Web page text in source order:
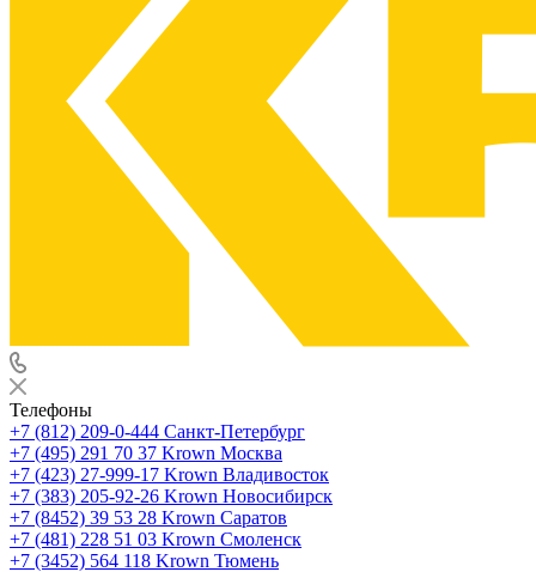
Телефоны
+7 (812) 209-0-444 Санкт-Петербург
+7 (495) 291 70 37 Krown Москва
+7 (423) 27-999-17 Krown Владивосток
+7 (383) 205-92-26 Krown Новосибирск
+7 (8452) 39 53 28 Krown Саратов
+7 (481) 228 51 03 Krown Смоленск
+7 (3452) 564 118 Krown Тюмень